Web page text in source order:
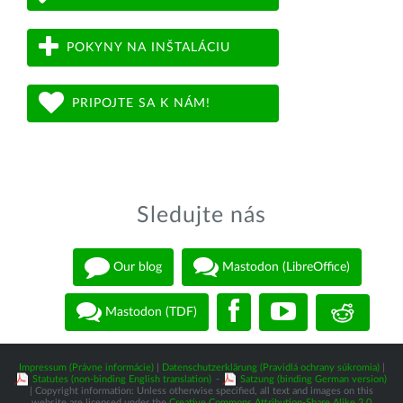
POKYNY NA INŠTALÁCIU
PRIPOJTE SA K NÁM!
Sledujte nás
Our blog Mastodon (LibreOffice)
Mastodon (TDF)
Impressum (Právne informácie)| Datenschutzerklärung (Pravidlá ochrany súkromia)|
Statutes (non-binding English translation) -
Satzung (binding German version)
| Copyright information: Unless otherwise specified, all text and images on this